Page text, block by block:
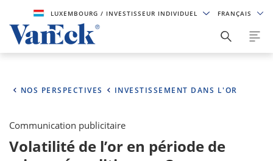
LUXEMBOURG/ INVESTISSEUR INDIVIDUEL FRANÇAIS
NOS PERSPECTIVES INVESTISSEMENT DANS L'OR
Communication publicitaire
Volatilité de l’or en période de